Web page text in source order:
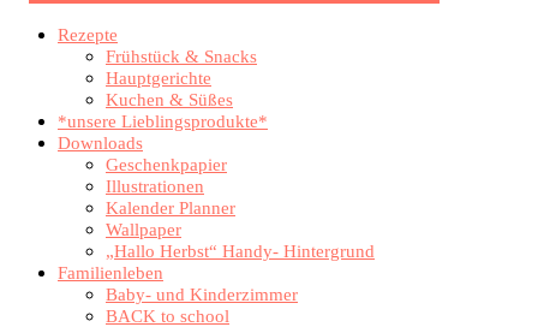
Rezepte
Frühstück & Snacks
Hauptgerichte
Kuchen & Süßes
*unsere Lieblingsprodukte*
Downloads
Geschenkpapier
Illustrationen
Kalender Planner
Wallpaper
„Hallo Herbst“ Handy- Hintergrund
Familienleben
Baby- und Kinderzimmer
BACK to school